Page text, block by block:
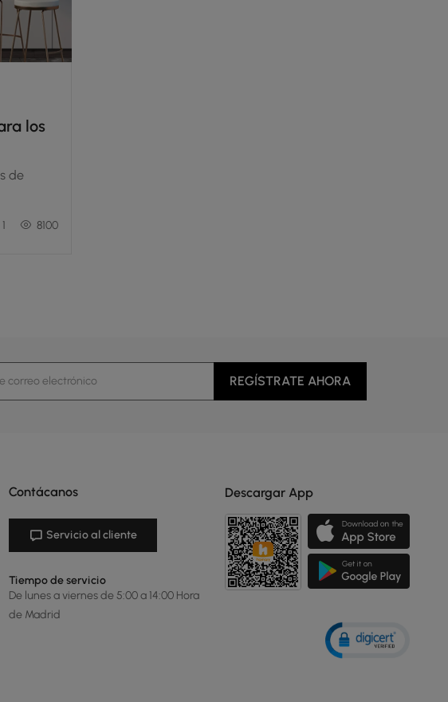
los
de
1 8100
REGÍSTRATE AHORA
Contácanos
Servicio al cliente
Tiempo de servicio
De lunes a viernes de 5:00 a 14:00 Hora
de Madrid
Descargar App